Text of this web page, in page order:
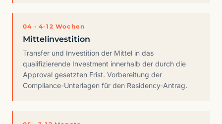
04 · 4-12 Wochen
Mittelinvestition
Transfer und Investition der Mittel in das
qualifizierende Investment innerhalb der durch die
Approval gesetzten Frist. Vorbereitung der
Compliance-Unterlagen für den Residency-Antrag.